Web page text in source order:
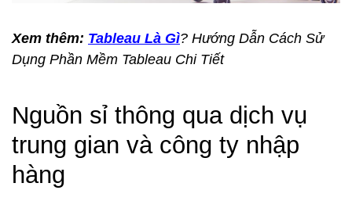
Xem thêm: Tableau Là Gì? Hướng Dẫn Cách Sử
Dụng Phần Mềm Tableau Chi Tiết
Nguồn sỉ thông qua dịch vụ
trung gian và công ty nhập
hàng